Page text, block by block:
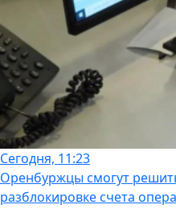
Сегодня, 11:23
Оренбуржцы смогут
разблокировке счета